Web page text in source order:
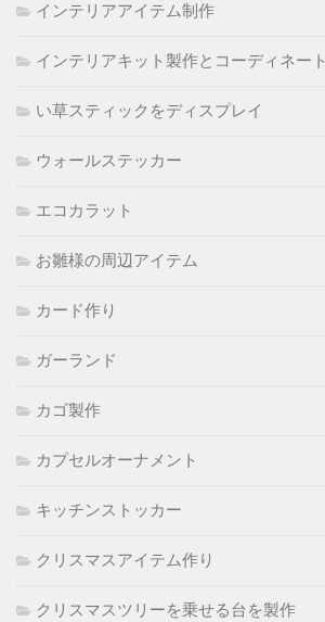
インテリアアイテム制作
インテリアキット製作とコーディネート
い草スティックをディスプレイ
ウォールステッカー
エコカラット
お雛様の周辺アイテム
カード作り
ガーランド
カゴ製作
カプセルオーナメント
キッチンストッカー
クリスマスアイテム作り
クリスマスツリーを乗せる台を製作